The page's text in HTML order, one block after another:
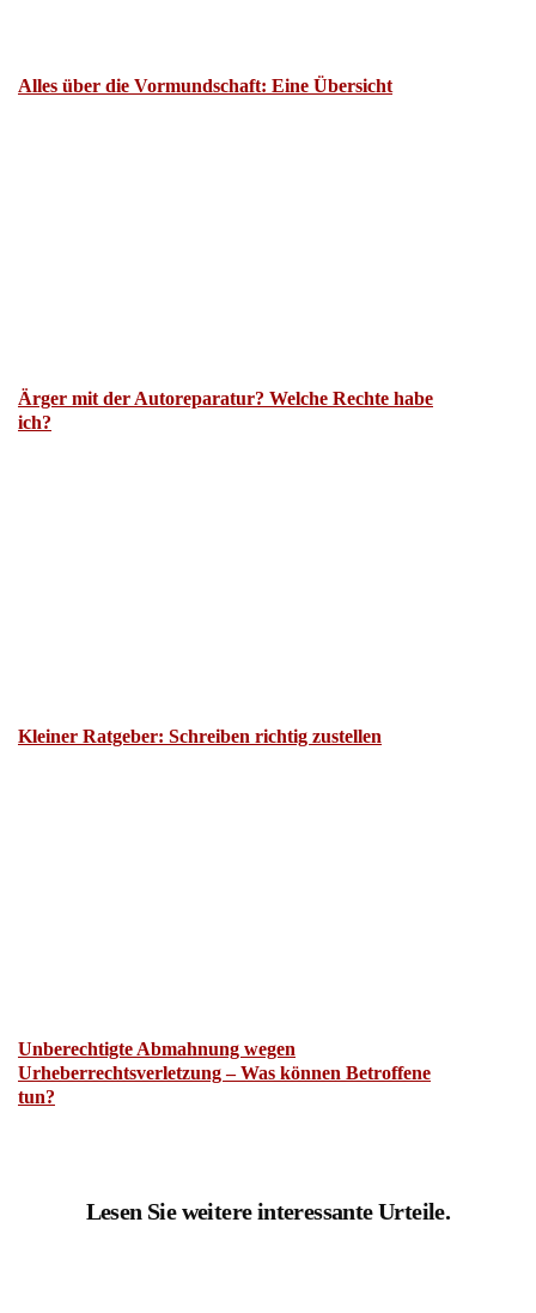
Alles über die Vormundschaft: Eine Übersicht
Ärger mit der Autoreparatur? Welche Rechte habe
ich?
Kleiner Ratgeber: Schreiben richtig zustellen
Unberechtigte Abmahnung wegen
Urheberrechtsverletzung – Was können Betroffene
tun?
Lesen Sie weitere interessante Urteile.